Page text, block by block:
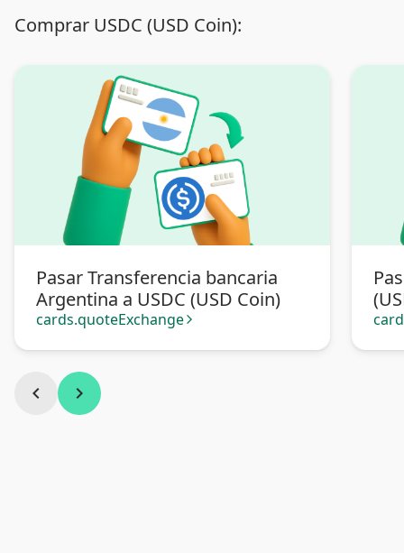
Comprar USDC (USD Coin):
Pasar Transferencia bancaria
Argentina a USDC (USD Coin)
cards.quoteExchange arrow_forward_ios
chevron_left chevron_right